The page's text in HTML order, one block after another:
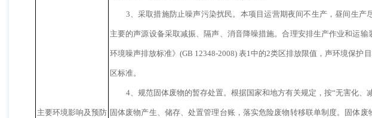
主要环境影响及预防
3、采取措施防止噪声污染扰民。本项目运营期夜间不生产，昼间生
主要的声源设备采取减振、隔声、消音降噪措施。合理安排生产作业和运
环境噪声排放标准》(GB 12348-2008) 表1中的2类区排放限值，声环境保护
区标准。
4、规范固体废物的暂存处置。根据国家和地方有关规定，按“无害化
固体废物产生、储存、处置管理台账，落实危险废物转移联单制度。固体